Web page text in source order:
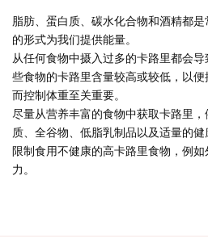
脂肪、蛋白质、碳水化合物和酒精都
的形式为我们提供能量。
从任何食物中摄入过多的卡路里都会
些食物的卡路里含量较高或较低，以
而控制体重至关重要。
尽量从营养丰富的食物中获取卡路里
质、全谷物、低脂乳制品以及适量的健
限制食用不健康的高卡路里食物，例
力。